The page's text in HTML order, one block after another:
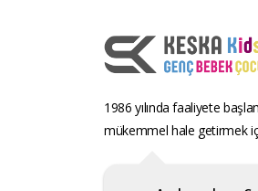
1986 yılında faaliyete
mükemmel hale getirmek